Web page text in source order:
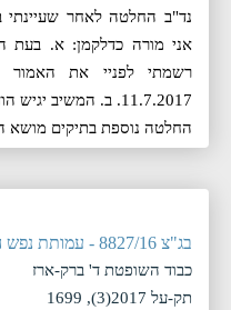
נד"ב החלטה לאחר
אני מורה כדלקמן: א. בעת
החלטה נוספת בתיקים מושא
בג"צ 8827/16 - עמותת נפש החיים נ' המנהל האזרחי באיו"ש
כבוד השופטת ד' ברק-ארז
תק-על 2017(3), 1699